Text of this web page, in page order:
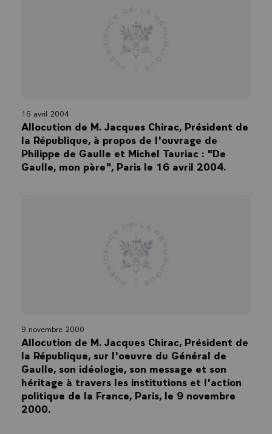
16 avril 2004
Allocution de M. Jacques Chirac, Président de
la République, à propos de l'ouvrage de
Philippe de Gaulle et Michel Tauriac : "De
Gaulle, mon père", Paris le 16 avril 2004.
9 novembre 2000
Allocution de M. Jacques Chirac, Président de
la République, sur l'oeuvre du Général de
Gaulle, son idéologie, son message et son
héritage à travers les institutions et l'action
politique de la France, Paris, le 9 novembre
2000.